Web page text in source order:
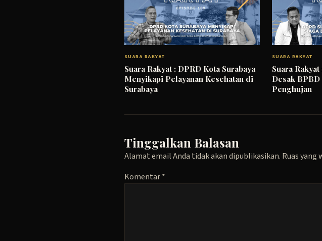
SUARA RAKYAT
Suara Rakyat : DPRD Kota Surabaya
Menyikapi Pelayanan Kesehatan di
Surabaya
SUARA RAKYAT
Suara
Desak
Penghujan
Tinggalkan Balasan
Alamat email Anda tidak akan dipublikasikan. Ruas yang
Komentar*